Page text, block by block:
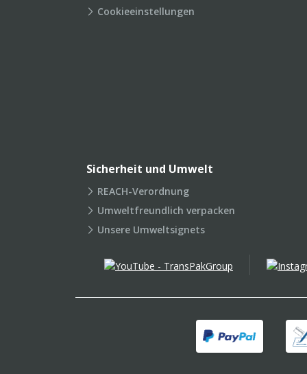
Cookieeinstellungen
Sicherheit und Umwelt
REACH-Verordnung
Umweltfreundlich verpacken
Unsere Umweltsignets